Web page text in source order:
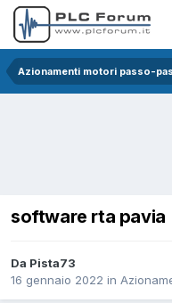
Azionamenti motori passo-
software rta pavia
Da Pista73
16 gennaio 2022 in